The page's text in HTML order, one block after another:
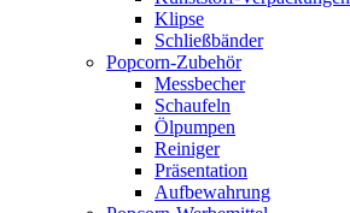
Klipse
Schließbänder
Popcorn-Zubehör
Messbecher
Schaufeln
Ölpumpen
Reiniger
Präsentation
Aufbewahrung